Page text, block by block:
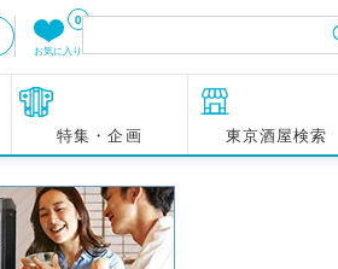
0
お気に入り
特集・企画 東京酒屋検索